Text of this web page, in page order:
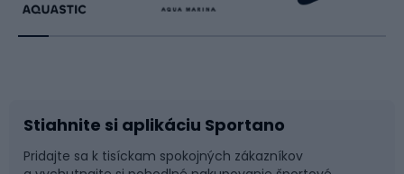
Beh
Príslušenstvo k bicyklom
Raketové športy
Sane a kĺzačky
Stiahnite si aplikáciu Sportano
Pridajte sa k tisíckam spokojných zákazníkov